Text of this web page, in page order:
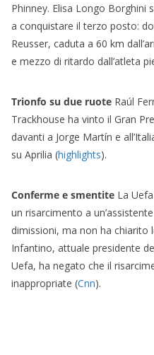
Phinney. Elisa Longo Borghini
a conquistare il terzo posto:
Reusser, caduta a 60 km
e mezzo di ritardo dall’atleta
Trionfo su due ruote Raúl
Trackhouse ha vinto il Gran
davanti a Jorge Martín e
su Aprilia (highlights).
Conferme e smentite La
un risarcimento a
dimissioni, ma non ha chiarito
Infantino, attuale presidente
Uefa, ha negato che il
inappropriate (Cnn).